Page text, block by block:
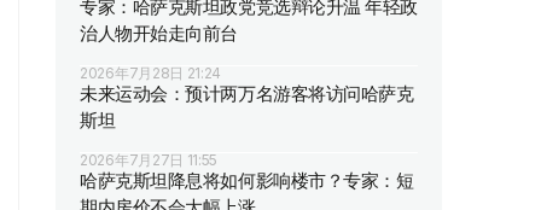
专家：哈萨克斯坦政党竞选辩论升温 年轻政
治人物开始走向前台
2026年7月28日 21:24
未来运动会：预计两万名游客将访问哈萨克
斯坦
2026年7月27日 11:55
哈萨克斯坦降息将如何影响楼市？专家：短